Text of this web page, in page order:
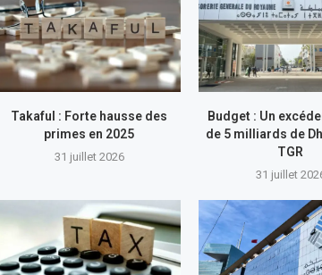
Takaful : Forte hausse des
primes en 2025
31 juillet 2026
Budget : Un
de 5 milliards de
TGR
31 juillet